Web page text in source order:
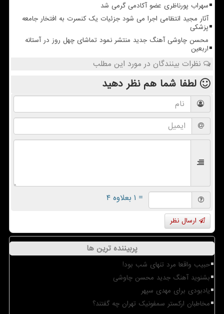
سهراب پورناظری عضو آکادمی گرمی شد
آثار مجید انتظامی اجرا می شود جزئیات یک کنسرت به افتخار جامعه
پزشکی
محسن چاوشی آهنگ جدید منتشر نمود تماشای چهل روز در آستانه
اربعین
نظرات بینندگان در مورد این مطلب
لطفا شما همنظر دهید
= ۱ بعلاوه ۴
ارسال نظر
پربیننده ترین ها
حبیب واقعا مرد تنهای شب بود!
بشنوید آهنگ جدید محسن چاوشی
یادبودی برای مهدی سپهر
مخاطبان ارکستر سمفونیک تهران چه گفتند؟